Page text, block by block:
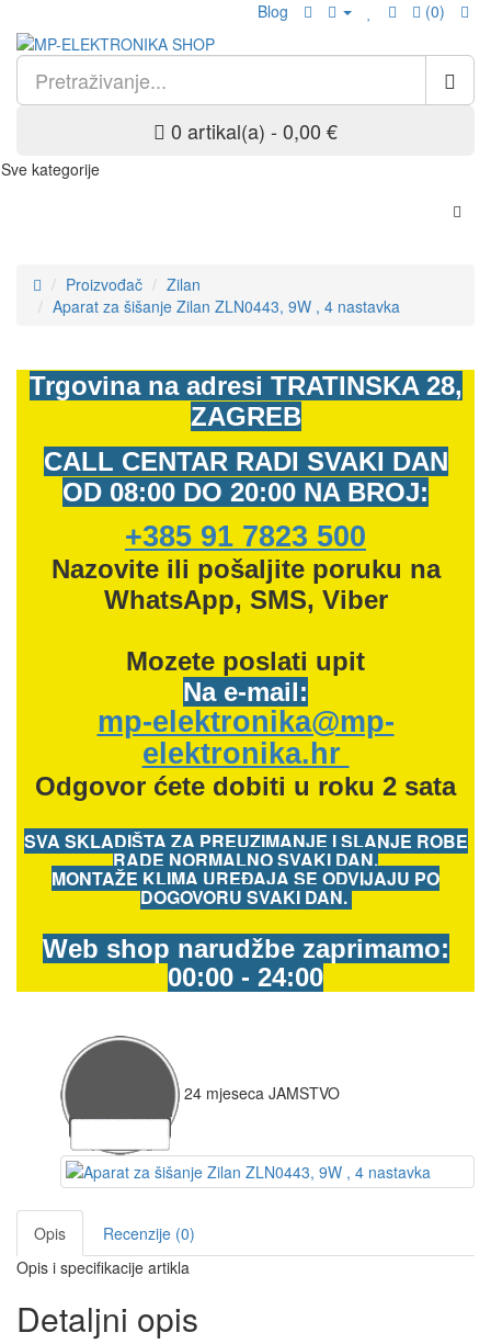
Blog (0)
0 artikal(a) - 0,00 €
Sve kategorije
Proizvođač
Zilan
Aparat za šišanje Zilan ZLN0443, 9W , 4 nastavka
Trgovina na adresi TRATINSKA 28,
ZAGREB
CALL CENTAR RADI SVAKI DAN
OD 08:00 DO 20:00 NA BROJ:
+385 91 7823 500
Nazovite ili pošaljite poruku na
WhatsApp, SMS, Viber
Mozete poslati upit
Na e-mail:
mp-elektronika@mp-
elektronika.hr
Odgovor ćete dobiti u roku 2 sata
SVA SKLADIŠTA ZA PREUZIMANJE I SLANJE ROBE
RADE NORMALNO SVAKI DAN.
MONTAŽE KLIMA UREĐAJA SE ODVIJAJU PO
DOGOVORU SVAKI DAN.
Web shop narudžbe zaprimamo:
00:00 - 24:00
24 mjeseca JAMSTVO
Opis
Recenzije (0)
Opis i specifikacije artikla
Detaljni opis